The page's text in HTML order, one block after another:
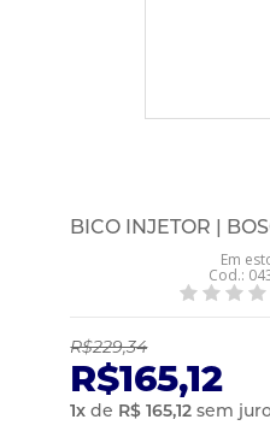
BICO INJETOR |
Em
Cod.:
R$229,34
R$165,12
1x de R$ 165,12 sem